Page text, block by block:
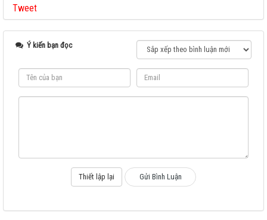
Tweet
Ý kiến bạn đọc